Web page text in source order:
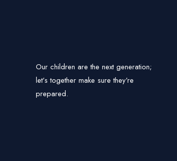
Our children are the next generation;
let’s together make sure they’re
prepared.